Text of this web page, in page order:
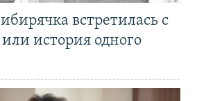
встретилась с
история одного